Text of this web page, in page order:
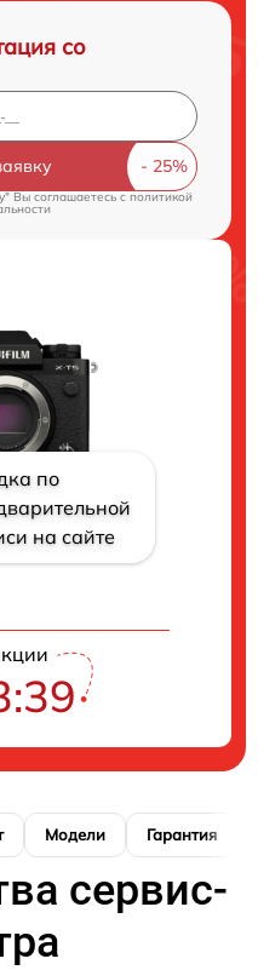
со
Вы соглашаетесь c политикой
по
на сайте
Модели Гарантия
сервис-